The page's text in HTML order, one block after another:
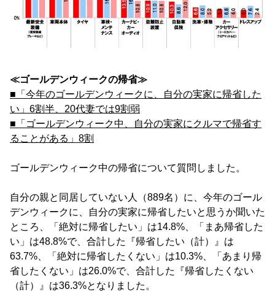
≪ゴールデンウィークの帰省≫
■「今年のゴールデンウィークに、自分の実家に帰省した
い」6割半、20代妻では9割弱
■「ゴールデンウィーク中、自分の実家にクルマで帰省す
ることがある」8割
ゴールデンウィーク中の帰省について質問しました。
自分の親と同居していない人（889名）に、今年のゴール
デンウィークに、自分の実家に帰省したいと思うか聞いた
ところ、「絶対に帰省したい」は14.8%、「まあ帰省した
い」は48.8%で、合計した『帰省したい（計）』は
63.7%、「絶対に帰省したくない」は10.3%、「あまり帰
省したくない」は26.0%で、合計した『帰省したくない
（計）』は36.3%となりました。